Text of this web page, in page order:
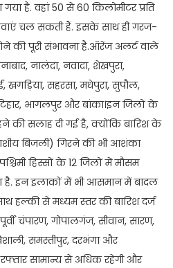
है. वहां 50 से 60 किलोमीटर प्रति
चल सकती हैं. इसके साथ ही गरज-
की पूरी संभावना है.ऑरेंज अलर्ट वाले
नालंदा, नवादा, शेखपुरा,
सहरसा, मधेपुरा, सुपौल,
भागलपुर और बांका।इन जिलों के
की सलाह दी गई है, क्योंकि बारिश के
बिजली) गिरने की भी आशंका
हिस्सों के 12 जिलों में मौसम
है. इन इलाकों में भी आसमान में बादल
से मध्यम स्तर की बारिश दर्ज
चंपारण, गोपालगंज, सीवान, सारण,
समस्तीपुर, दरभंगा और
सामान्य से अधिक रहेगी और